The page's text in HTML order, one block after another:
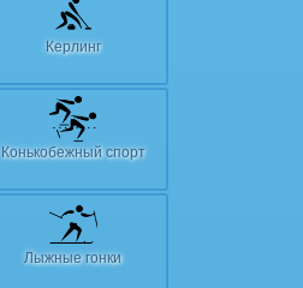
Керлинг
Конькобежный спорт
Лыжные гонки